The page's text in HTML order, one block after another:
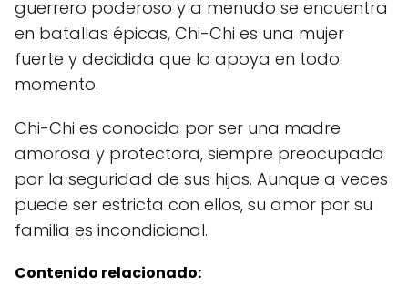
guerrero poderoso y a menudo se encuentra
en batallas épicas, Chi-Chi es una mujer
fuerte y decidida que lo apoya en todo
momento.
Chi-Chi es conocida por ser una madre
amorosa y protectora, siempre preocupada
por la seguridad de sus hijos. Aunque a veces
puede ser estricta con ellos, su amor por su
familia es incondicional.
Contenido relacionado: